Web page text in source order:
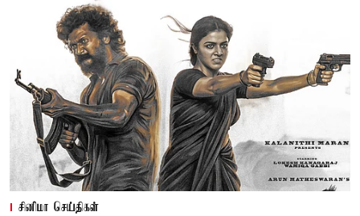
சினிமா செய்திகள்